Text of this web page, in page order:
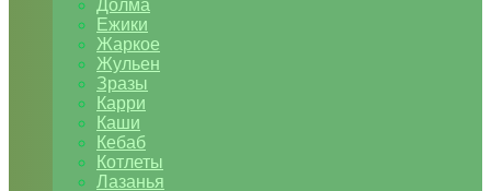
Долма
Ежики
Жаркое
Жульен
Зразы
Карри
Каши
Кебаб
Котлеты
Лазанья